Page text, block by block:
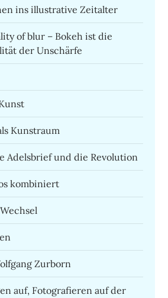
ins illustrative Zeitalter
of blur – Bokeh ist die
der Unschärfe
Kunstraum
Adelsbrief und die Revolution
kombiniert
Zurborn
auf, Fotografieren auf der